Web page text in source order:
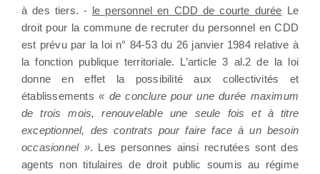
à des tiers. - le personnel en CDD de courte durée Le
droit pour la commune de recruter du personnel en CDD
est prévu par la loi n° 84-53 du 26 janvier 1984 relative à
la fonction publique territoriale. L’article 3 al.2 de la loi
donne en effet la possibilité aux collectivités et
établissements « de conclure pour une durée maximum
de trois mois, renouvelable une seule fois et à titre
exceptionnel, des contrats pour faire face à un besoin
occasionnel ». Les personnes ainsi recrutées sont des
agents non titulaires de droit public soumis au régime